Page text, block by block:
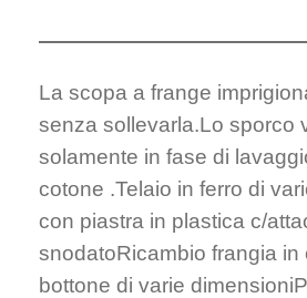
La scopa a frange
senza sollevarla.Lo sporco
solamente in fase di
cotone .Telaio in ferro di
con piastra in plastica c/
snodatoRicambio frangia in
bottone di varie